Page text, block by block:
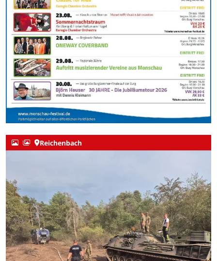
Reichenbach